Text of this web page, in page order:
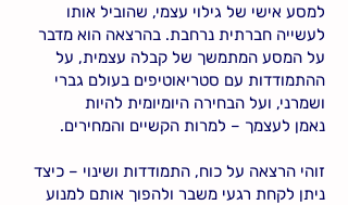
למסע אישי של גילוי עצמי, שהוביל אותו
לעשייה חברתית נרחבת. בהרצאה הוא מדבר
על המסע המתמשך של קבלה עצמית, על
ההתמודדות עם סטריאוטיפים בעולם גברי
ושמרני, ועל הבחירה היומיומית להיות
נאמן לעצמך – למרות הקשיים והמחירים.
זוהי הרצאה על כוח, התמודדות ושינוי – כיצד
ניתן לקחת רגעי משבר ולהפוך אותם למנוע